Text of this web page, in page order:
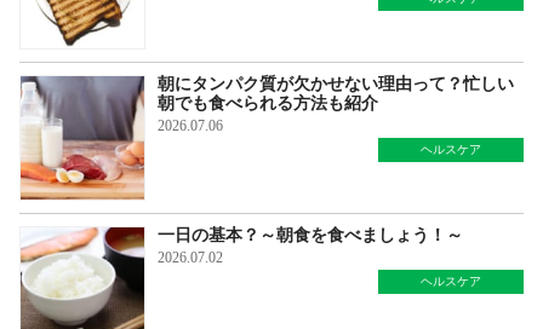
朝にタンパク質が欠かせない理由って？忙しい
朝でも食べられる方法も紹介
2026.07.06
ヘルスケア
一日の基本？～朝食を食べましょう！～
2026.07.02
ヘルスケア